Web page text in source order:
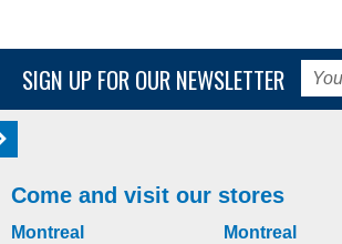
SIGN UP FOR OUR NEWSLETTER
Come and visit our stores
Montreal Montreal